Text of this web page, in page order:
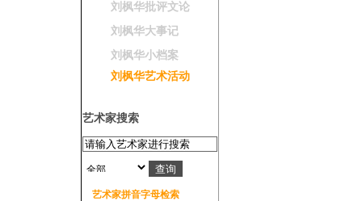
刘枫华批评文论
刘枫华大事记
刘枫华小档案
刘枫华艺术活动
艺术家搜索
艺术家拼音字母检索